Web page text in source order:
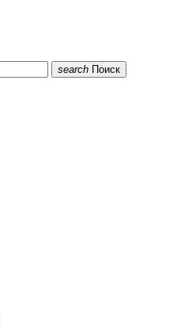
search Поиск